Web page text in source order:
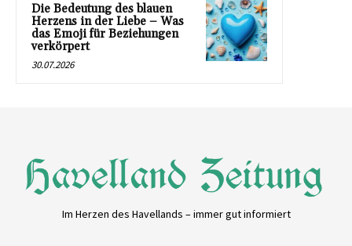
Die Bedeutung des blauen
Herzens in der Liebe – Was
das Emoji für Beziehungen
verkörpert
30.07.2026
Im Herzen des Havellands – immer gut informiert